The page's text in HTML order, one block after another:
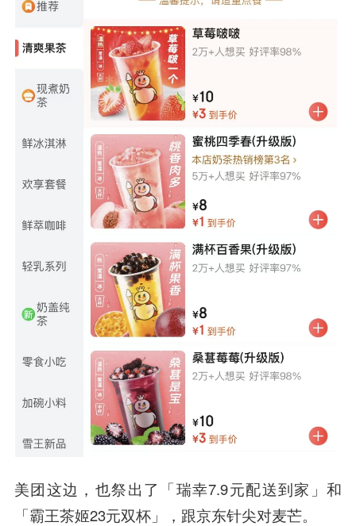
美团这边，也祭出了「瑞幸7.9元配送到家」和
「霸王茶姬23元双杯」，跟京东针尖对麦芒。